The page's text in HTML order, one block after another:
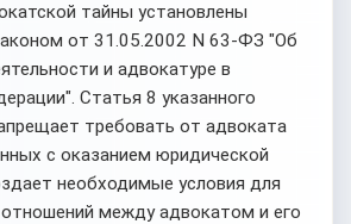
тайны установлены
от 31.05.2002 N 63-ФЗ "Об
и адвокатуре в
Статья 8 указанного
требовать от адвоката
с оказанием юридической
необходимые условия для
между адвокатом и его